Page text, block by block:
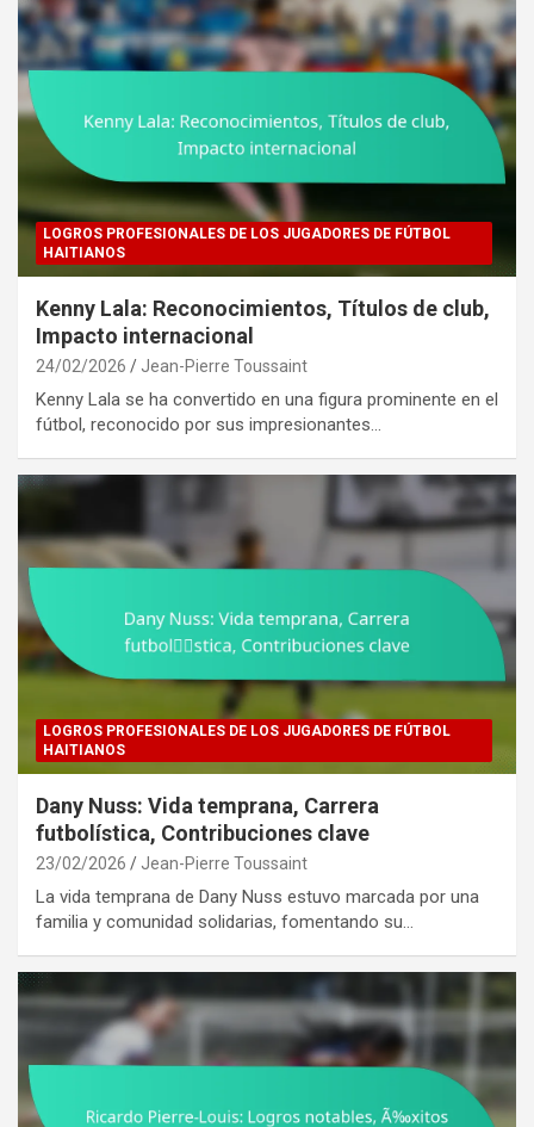
LOGROS PROFESIONALES DE LOS JUGADORES DE FÚTBOL
HAITIANOS
Kenny Lala: Reconocimientos, Títulos de club,
Impacto internacional
24/02/2026 Jean-Pierre Toussaint
Kenny Lala se ha convertido en una figura prominente en el
fútbol, reconocido por sus impresionantes…
LOGROS PROFESIONALES DE LOS JUGADORES DE FÚTBOL
HAITIANOS
Dany Nuss: Vida temprana, Carrera
futbolística, Contribuciones clave
23/02/2026 Jean-Pierre Toussaint
La vida temprana de Dany Nuss estuvo marcada por una
familia y comunidad solidarias, fomentando su…